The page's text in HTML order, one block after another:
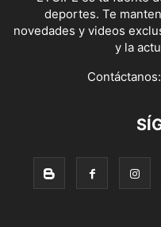
deportes. Te
novedades y videos
y la
Contáctanos: